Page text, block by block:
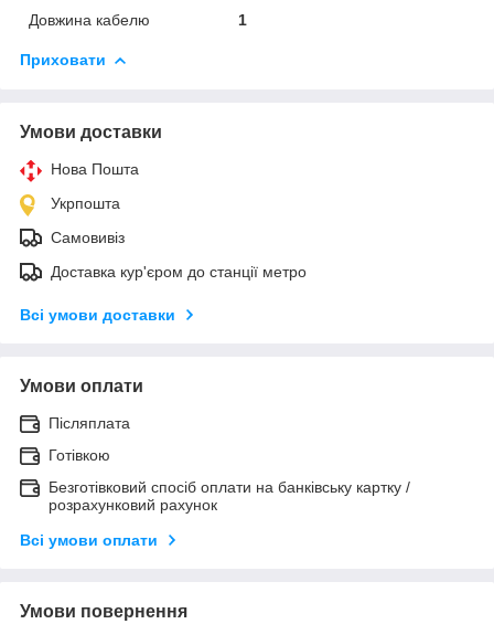
Довжина кабелю
1
Приховати
Умови доставки
Нова Пошта
Укрпошта
Самовивіз
Доставка кур'єром до станції метро
Всі умови доставки
Умови оплати
Післяплата
Готівкою
Безготівковий спосіб оплати на банківську картку /
розрахунковий рахунок
Всі умови оплати
Умови повернення